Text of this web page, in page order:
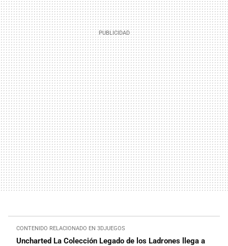
CONTENIDO RELACIONADO EN 3DJUEGOS
Uncharted La Colección Legado de los Ladrones llega a